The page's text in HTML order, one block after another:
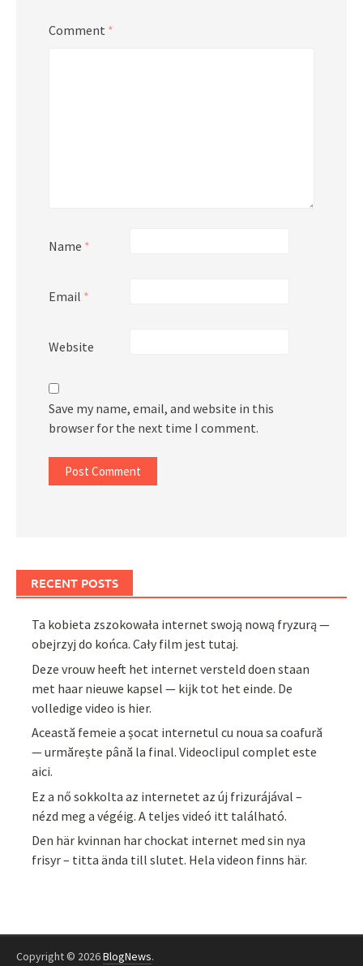
Comment *
Name *
Email *
Website
Save my name, email, and website in this
browser for the next time I comment.
RECENT POSTS
Ta kobieta zszokowała internet swoją nową fryzurą —
obejrzyj do końca. Cały film jest tutaj.
Deze vrouw heeft het internet versteld doen staan
met haar nieuwe kapsel — kijk tot het einde. De
volledige video is hier.
Această femeie a șocat internetul cu noua sa coafură
— urmărește până la final. Videoclipul complet este
aici.
Ez a nő sokkolta az internetet az új frizurájával –
nézd meg a végéig. A teljes videó itt található.
Den här kvinnan har chockat internet med sin nya
frisyr – titta ända till slutet. Hela videon finns här.
Copyright © 2026BlogNews.